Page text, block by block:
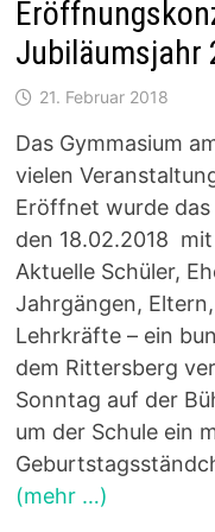
Jubiläumsjahr
21. Februar 2018
Das Gymmasium
vielen
Eröffnet wurde
den 18.02.2018
Aktuelle Schüler,
Jahrgängen,
Lehrkräfte – ein
dem Rittersberg
Sonntag auf der
um der Schule ein
(mehr …)